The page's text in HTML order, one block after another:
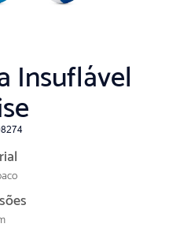
Insuflável